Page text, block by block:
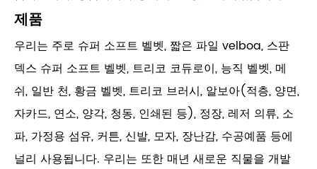
제품
우리는 주로 슈퍼 소프트 벨벳, 짧은 파일 velboa, 스판
덱스 슈퍼 소프트 벨벳, 트리코 코듀로이, 능직 벨벳, 메
쉬, 일반 천, 황금 벨벳, 트리코 브러시, 알보아(적층, 양면,
자카드, 연소, 양각, 청동, 인쇄된 등), 정장, 레저 의류, 소
파, 가정용 섬유, 커튼, 신발, 모자, 장난감, 수공예품 등에
널리 사용됩니다. 우리는 또한 매년 새로운 직물을 개발